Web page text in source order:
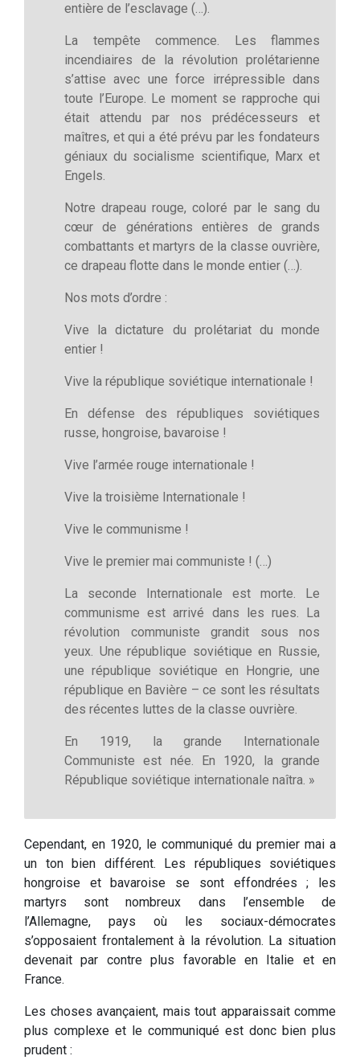
entière de l’esclavage (…).
La tempête commence. Les flammes
incendiaires de la révolution prolétarienne
s’attise avec une force irrépressible dans
toute l’Europe. Le moment se rapproche qui
était attendu par nos prédécesseurs et
maîtres, et qui a été prévu par les fondateurs
géniaux du socialisme scientifique, Marx et
Engels.
Notre drapeau rouge, coloré par le sang du
cœur de générations entières de grands
combattants et martyrs de la classe ouvrière,
ce drapeau flotte dans le monde entier (…).
Nos mots d’ordre :
Vive la dictature du prolétariat du monde
entier !
Vive la république soviétique internationale !
En défense des républiques soviétiques
russe, hongroise, bavaroise !
Vive l’armée rouge internationale !
Vive la troisième Internationale !
Vive le communisme !
Vive le premier mai communiste ! (…)
La seconde Internationale est morte. Le
communisme est arrivé dans les rues. La
révolution communiste grandit sous nos
yeux. Une république soviétique en Russie,
une république soviétique en Hongrie, une
république en Bavière – ce sont les résultats
des récentes luttes de la classe ouvrière.
En 1919, la grande Internationale
Communiste est née. En 1920, la grande
République soviétique internationale naîtra. »
Cependant, en 1920, le communiqué du premier mai a
un ton bien différent. Les républiques soviétiques
hongroise et bavaroise se sont effondrées ; les
martyrs sont nombreux dans l’ensemble de
l’Allemagne, pays où les sociaux-démocrates
s’opposaient frontalement à la révolution. La situation
devenait par contre plus favorable en Italie et en
France.
Les choses avançaient, mais tout apparaissait comme
plus complexe et le communiqué est donc bien plus
prudent :